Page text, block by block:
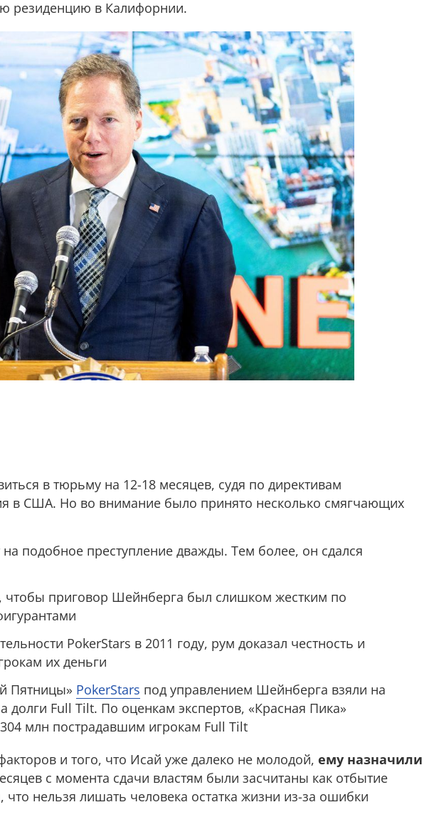
резиденцию в Калифорнии.
в тюрьму на 12-18 месяцев, судя по директивам
в США. Но во внимание было принято несколько смягчающих
подобное преступление дважды. Тем более, он сдался
чтобы приговор Шейнберга был слишком жестким по
PokerStars в 2011 году, рум доказал честность и
их деньги
Пятницы» PokerStars под управлением Шейнберга взяли на
долги Full Tilt. По оценкам экспертов, «Красная Пика»
млн пострадавшим игрокам Full Tilt
и того, что Исай уже далеко не молодой, ему назначили
с момента сдачи властям были засчитаны как отбытие
что нельзя лишать человека остатка жизни из-за ошибки